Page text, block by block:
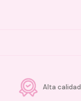
Alta calidad